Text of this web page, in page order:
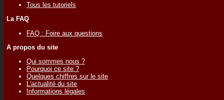
Tous les tutoriels
La FAQ
FAQ : Foire aux questions
A propos du site
Qui sommes nous ?
Pourquoi ce site ?
Quelques chiffres sur le site
L'actualité du site
Informations légales